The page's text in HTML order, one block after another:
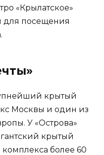
«Крылатское»
для посещения
крытый
Москвы и один из
У «Острова»
крытый
более 60